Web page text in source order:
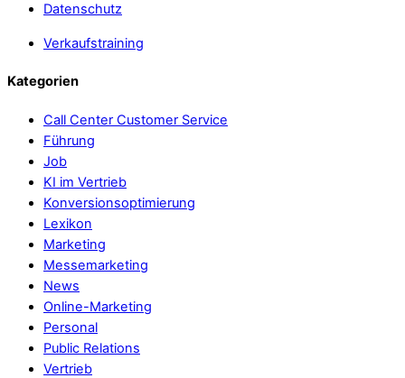
Datenschutz
Verkaufstraining
Kategorien
Call Center Customer Service
Führung
Job
KI im Vertrieb
Konversionsoptimierung
Lexikon
Marketing
Messemarketing
News
Online-Marketing
Personal
Public Relations
Vertrieb